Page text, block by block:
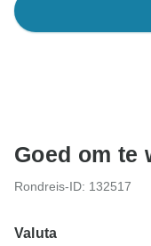
Goed om te
Rondreis-ID: 132517
Valuta